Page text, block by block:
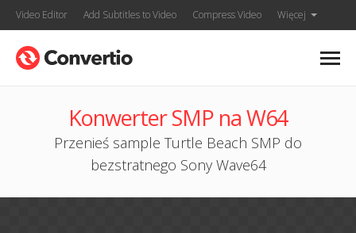
Video Editor Add Subtitles to Video Compress Video Więcej
Konwerter SMP na W64
Przenieś sample Turtle Beach SMP do
bezstratnego Sony Wave64